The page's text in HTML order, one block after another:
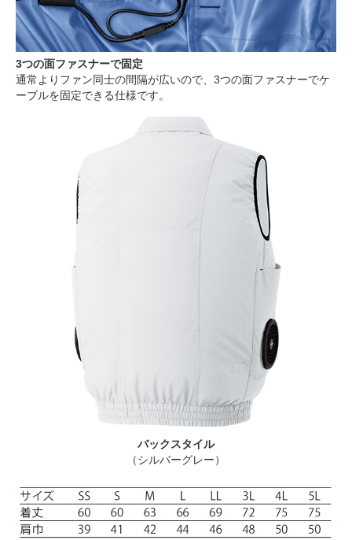
3つの面ファスナーで固定
通常よりファン同士の間隔が広いので、3つの面ファスナーでケ
ーブルを固定できる仕様です。
バックスタイル
（シルバーグレー）